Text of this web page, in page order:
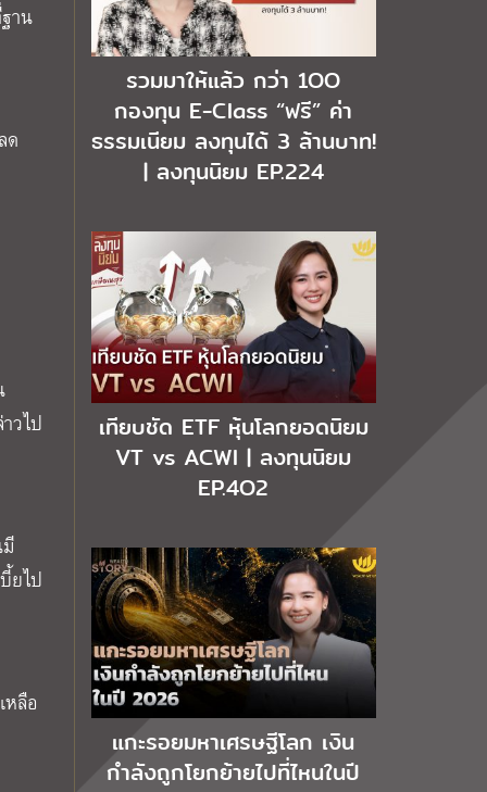
าน
ด
วไป
ยไป
หลือ
รวมมาให้แล้ว กว่า 1OO
กองทุน E-Class “ฟรี” ค่า
ธรรมเนียม ลงทุนได้ 3 ล้านบาท!
| ลงทุนนิยม EP.224
เทียบชัด ETF หุ้นโลกยอดนิยม
VT vs ACWI | ลงทุนนิยม
EP.4O2
แกะรอยมหาเศรษฐีโลก เงิน
กำลังถูกโยกย้ายไปที่ไหนในปี